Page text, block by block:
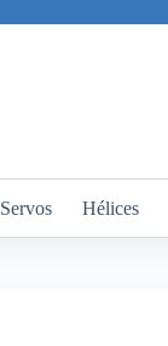
Servos Hélices